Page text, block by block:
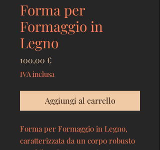
Forma per
Formaggio in
Legno
100,00 €Prezzo
IVA inclusa
Aggiungi al carrello
Forma per Formaggio in Legno,
caratterizzata da un corpo robusto